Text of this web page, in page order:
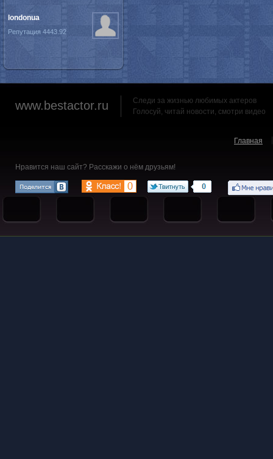
londonua
Репутация 4443.92
www.bestactor.ru
Следи за жизнью любимых актеров
Голосуй, читай новости, смотри видео
Главная
Нравится наш сайт? Расскажи о нём друзьям!